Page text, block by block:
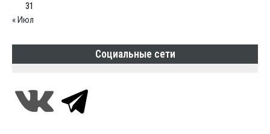
31
« Июл
Социальные сети